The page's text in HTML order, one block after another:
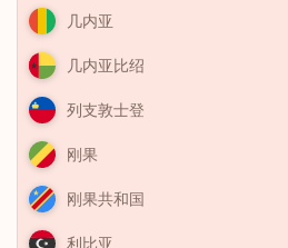
几内亚
几内亚比绍
列支敦士登
刚果
刚果共和国
利比亚